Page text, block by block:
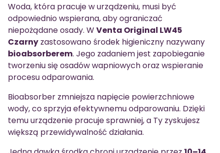
Woda, która pracuje w urządzeniu, musi być
odpowiednio wspierana, aby ograniczać
niepożądane osady. W Venta Original LW45
Czarny zastosowano środek higieniczny nazywany
bioabsorberem. Jego zadaniem jest zapobieganie
tworzeniu się osadów wapniowych oraz wspieranie
procesu odparowania.
Bioabsorber zmniejsza napięcie powierzchniowe
wody, co sprzyja efektywnemu odparowaniu. Dzięki
temu urządzenie pracuje sprawniej, a Ty zyskujesz
większą przewidywalność działania.